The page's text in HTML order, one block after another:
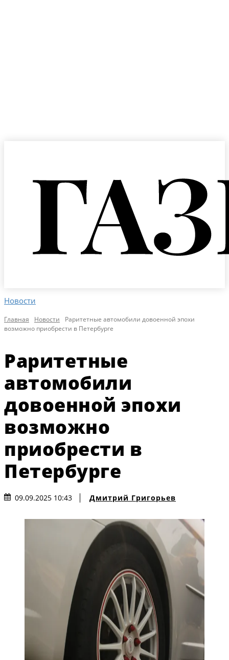
Новости
Главная Новости
Раритетные автомобили довоенной эпохи
возможно приобрести в Петербурге
Раритетные
автомобили
довоенной эпохи
возможно
приобрести в
Петербурге
09.09.2025 10:43 Дмитрий Григорьев